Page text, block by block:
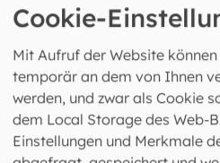
Das könnte Sie
interessieren
©
Cookie-
Mit Aufruf der Website
temporär an dem von Ihnen
werden, und zwar als Cookie
dem Local Storage des Web-
Einstellungen und Merkmale